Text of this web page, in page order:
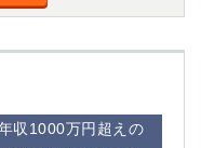
収1000万円超えの